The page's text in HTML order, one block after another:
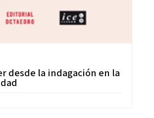
desde la indagación en la